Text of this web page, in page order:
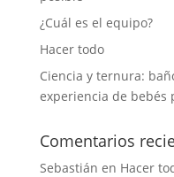
¿Cuál es el equipo?
Hacer todo
Ciencia y ternura:
experiencia de bebés
Comentarios
Sebastián en Hacer